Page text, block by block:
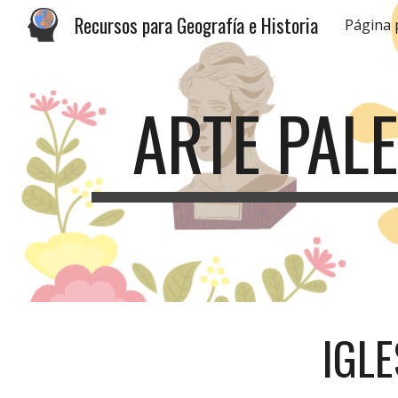
Recursos para Geografía e Historia Página
ARTE